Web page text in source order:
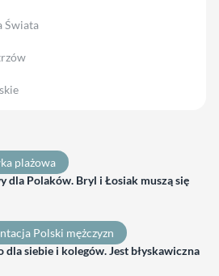
Świata
plażowa
dla Polaków. Bryl i Łosiak muszą się
Polski mężczyzn
dla siebie i kolegów. Jest błyskawiczna